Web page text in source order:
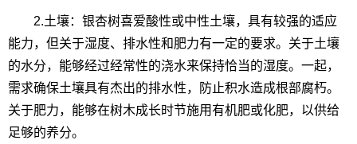
2.土壤：银杏树喜爱酸性或中性土壤，具有较强的适应
能力，但关于湿度、排水性和肥力有一定的要求。关于土壤
的水分，能够经过经常性的浇水来保持恰当的湿度。一起，
需求确保土壤具有杰出的排水性，防止积水造成根部腐朽。
关于肥力，能够在树木成长时节施用有机肥或化肥，以供给
足够的养分。